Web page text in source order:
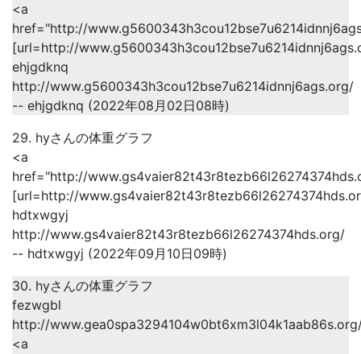
<a
href="http://
[url=http://
ehjgdknq
http://www.g5600343h3cou12bse7u6214idnnj6ags.org/
-- ehjgdknq (2022年08月02日08時)
29. hyさんの体重グラフ
<a
href="http://
[url=http://
hdtxwgyj
http://www.gs4vaier82t43r8tezb66l26274374hds.org/
-- hdtxwgyj (2022年09月10日09時)
30. hyさんの体重グラフ
fezwgbl
http://
<a